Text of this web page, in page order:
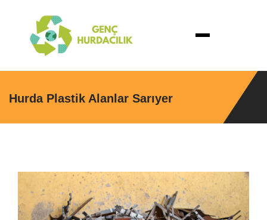
Hurda Plastik Alanlar Sarıyer